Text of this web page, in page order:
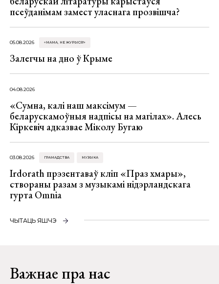
псеўданімам замест уласнага прозвішча?
05.08.2026 «МАМА, НЕ ЖУРЫСЯ!»
Залегчы на дно ў Крыме
04.08.2026
«Сумна, калі наш максімум —
беларускамоўныя надпісы на магілах». Алесь
Кіркевіч адказвае Міколу Бугаю
03.08.2026 ГРАМАДСТВА МУЗЫКА
Irdorath прэзентаваў кліп «Праз хмары»,
створаны разам з музыкамі нідэрландскага
гурта Omnia
ЧЫТАЦЬ ЯШЧЭ
Важнае пра нас